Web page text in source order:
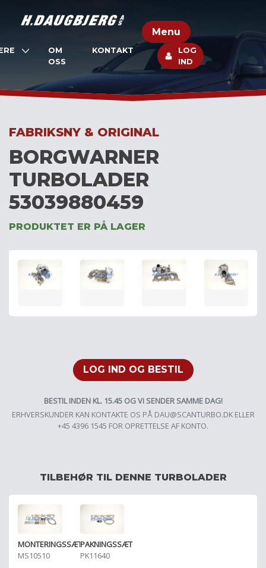
Menu
OM
OSS
KONTAKT
LOG
IND
FABRIKSNY & ORIGINAL
BORGWARNER
TURBOLADER
53039880459
PRODUKTET ER PÅ LAGER
LOG IND OG BESTIL
BESTIL INDEN KL. 15.45 OG VI SENDER SAMME DAG!
ERHVERSKUNDER KAN KONTAKTE OS PÅ DAU@SCANTURBO.DKELLER
+45 4396 1545 FOR OPRETTELSE AF KONTO.
TILBEHØR TIL DENNE TURBOLADER
MONTERINGSSÆT
MS10510
PAKNINGSSÆT
PK11640